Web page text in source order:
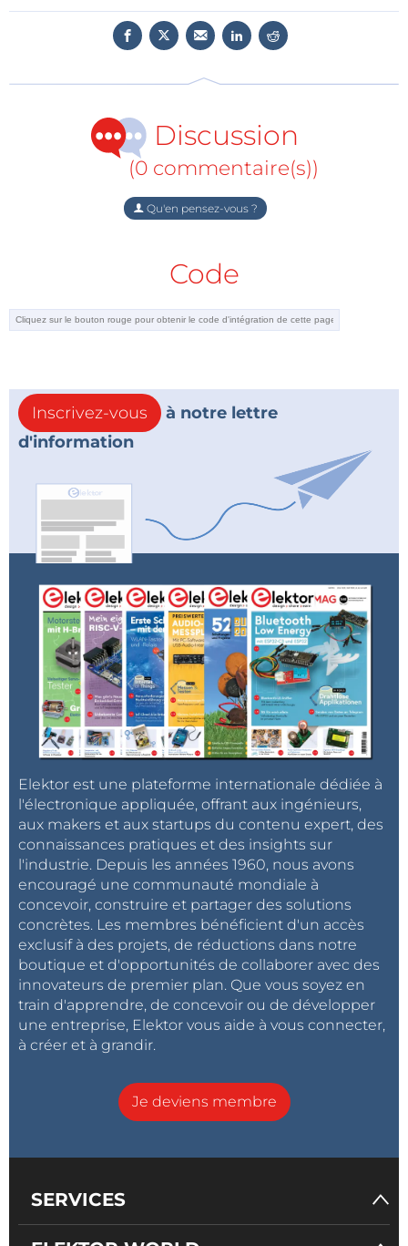
Discussion
(0 commentaire(s))
Qu'en pensez-vous ?
Code
Inscrivez-vous
à notre lettre
d'information
Elektor est une plateforme internationale dédiée à
l'électronique appliquée, offrant aux ingénieurs,
aux makers et aux startups du contenu expert, des
connaissances pratiques et des insights sur
l'industrie. Depuis les années 1960, nous avons
encouragé une communauté mondiale à
concevoir, construire et partager des solutions
concrètes. Les membres bénéficient d'un accès
exclusif à des projets, de réductions dans notre
boutique et d'opportunités de collaborer avec des
innovateurs de premier plan. Que vous soyez en
train d'apprendre, de concevoir ou de développer
une entreprise, Elektor vous aide à vous connecter,
à créer et à grandir.
Je deviens membre
SERVICES